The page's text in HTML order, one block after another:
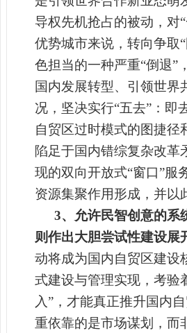
导权先机抢占的被动，对
优势城市来说，转向争取
色担当的一种严重“倒退”
国内发展转型、引领世
况，坚决实行“五去”：即
自贸区过时模式的图捷径
陷足于国内错综复杂改革
现的双向开放式“窗口”服
资源集聚作用形成，并以
3、允许民智创意的系
则作出大胆尝试性建设展
动将成为国内自贸区建设
式建设与管理实现，考验
入”，才能真正推升国内
重依靠的是市场谋划，而